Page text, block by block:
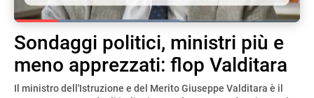
Pause Unmute
Loaded:57.77%
Sondaggi politici, ministri più e
meno apprezzati: flop Valditara
Il ministro dell'Istruzione e del Merito Giuseppe Valditara è il